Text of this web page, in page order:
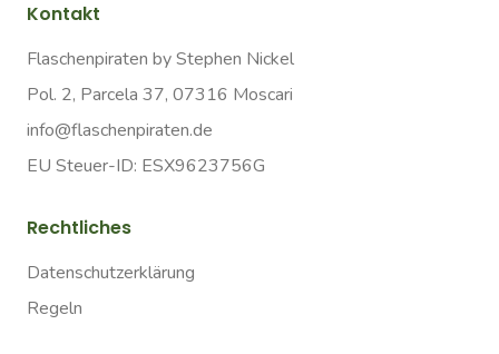
Kontakt
Flaschenpiraten by Stephen Nickel
Pol. 2, Parcela 37, 07316 Moscari
info@flaschenpiraten.de
EU Steuer-ID: ESX9623756G
Rechtliches
Datenschutzerklärung
Regeln